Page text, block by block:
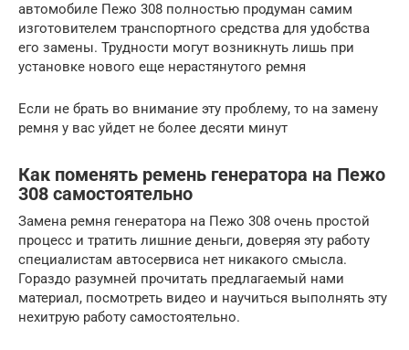
автомобиле Пежо 308 полностью продуман самим
изготовителем транспортного средства для удобства
его замены. Трудности могут возникнуть лишь при
установке нового еще нерастянутого ремня
Если не брать во внимание эту проблему, то на замену
ремня у вас уйдет не более десяти минут
Как поменять ремень генератора на Пежо
308 самостоятельно
Замена ремня генератора на Пежо 308 очень простой
процесс и тратить лишние деньги, доверяя эту работу
специалистам автосервиса нет никакого смысла.
Гораздо разумней прочитать предлагаемый нами
материал, посмотреть видео и научиться выполнять эту
нехитрую работу самостоятельно.